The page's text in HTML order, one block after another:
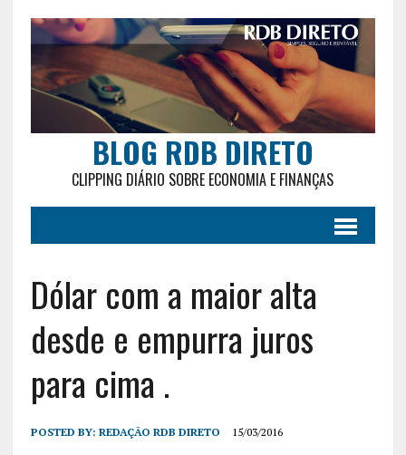
BLOG RDB DIRETO
CLIPPING DIÁRIO SOBRE ECONOMIA E FINANÇAS
Dólar com a maior alta
desde e empurra juros
para cima .
POSTED BY: REDAÇÃO RDB DIRETO 15/03/2016